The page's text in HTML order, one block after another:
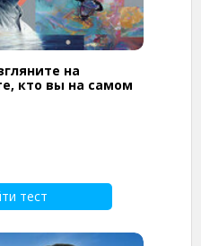
на
кто вы на самом
тест